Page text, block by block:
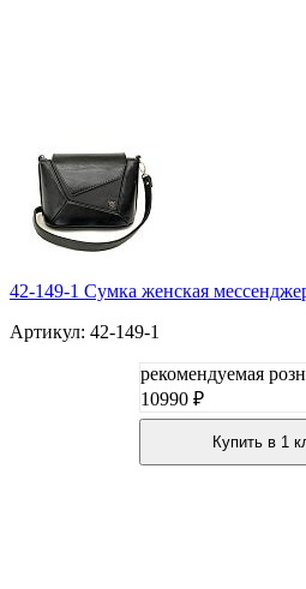
42-149-1 Сумка женская
Артикул: 42-149-1
рекомендуемая
10990 ₽
Купить в 1